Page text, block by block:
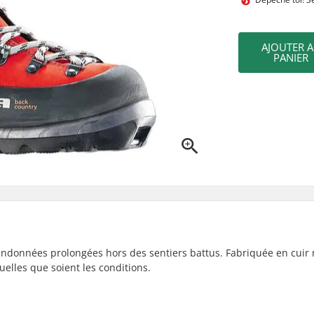
AJOUTER
PANIER
prolongées hors des sentiers battus. Fabriquée en cuir
que soient les conditions.